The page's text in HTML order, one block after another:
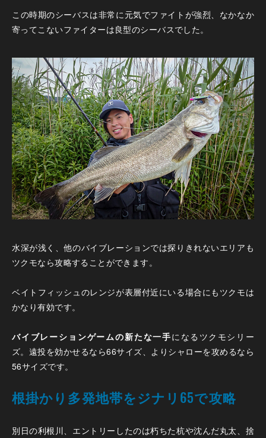
この時期のシーバスは非常に元気でファイトが強烈、なかなか
寄ってこないファイターは良型のシーバスでした。
水深が浅く、他のバイブレーションでは探りきれないエリアも
ツクモなら攻略することができます。
ベイトフィッシュのレンジが表層付近にいる場合にもツクモは
かなり有効です。
バイブレーションゲームの新たな一手になるツクモシリー
ズ。遠投を効かせるなら66サイズ、よりシャローを攻めるなら
56サイズです。
根掛かり多発地帯をジナリ65で攻略
別日の利根川、エントリーしたのは朽ちた杭や沈んだ丸太、捨